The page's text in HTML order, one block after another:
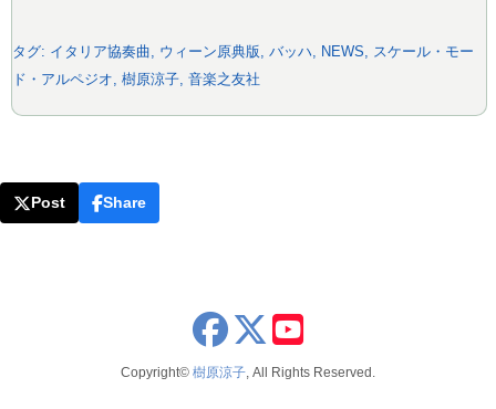
タグ: イタリア協奏曲, ウィーン原典版, バッハ, NEWS, スケール・モー
ド・アルペジオ, 樹原涼子, 音楽之友社
Post Share
x
Copyright© 樹原涼子, All Rights Reserved.